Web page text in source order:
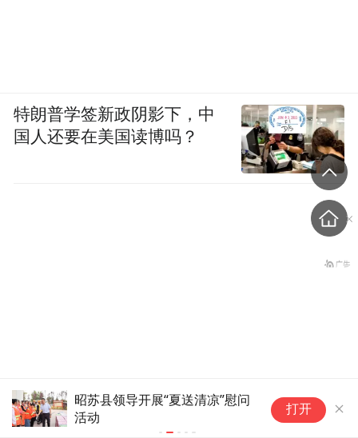
昭苏县领导开展“夏送清凉”慰问
活动
打开
特朗普学签新政阴影下，中
国人还要在美国读博吗？
盗香窃玉：我的青春就是赌出来的